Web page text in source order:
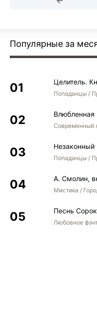
Популярные за
Целитель.
Влюбленная
Современный
А. Смолин,
Мистика /
Песнь
Любовное